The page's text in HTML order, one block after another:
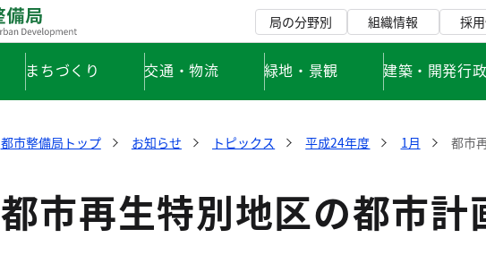
局の分野別 組織情報 採
まちづくり 交通・物流 緑地・景観 建築・開発行政
都市整備局トップ お知らせ トピックス 平成24年度 1月 都市
都市再生特別地区の都市